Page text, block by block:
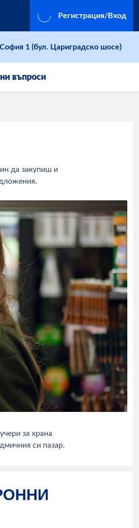
Регистрация/Вход
София 1 (бул. Цариградско шосе)
въпроси
да закупиш и
за храна
си пазар.